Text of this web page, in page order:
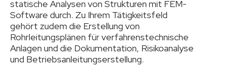
statische Analysen von Strukturen mit FEM-
Software durch. Zu Ihrem Tätigkeitsfeld
gehört zudem die Erstellung von
Rohrleitungsplänen für verfahrenstechnische
Anlagen und die Dokumentation, Risikoanalyse
und Betriebsanleitungserstellung.